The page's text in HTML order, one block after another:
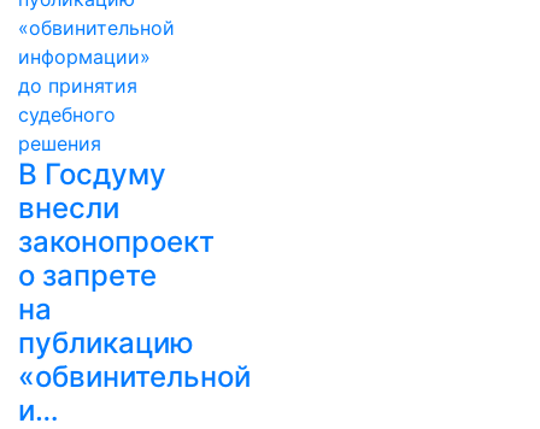
В Госдуму
внесли
законопроект
о запрете
на
публикацию
«обвинительной
и…